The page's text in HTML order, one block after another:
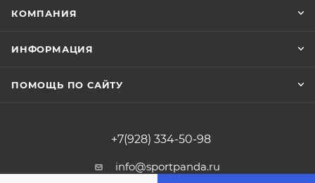
КОМПАНИЯ
ИНФОРМАЦИЯ
ПОМОЩЬ ПО САЙТУ
+7(928) 334-50-98
info@sportpanda.ru